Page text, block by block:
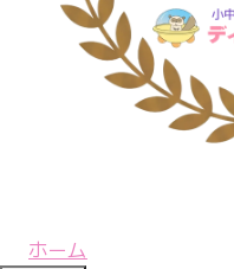
ホーム